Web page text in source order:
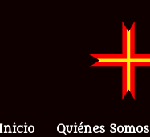
Quiénes Somos